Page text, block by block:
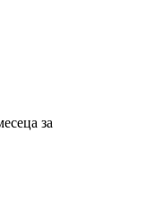
за